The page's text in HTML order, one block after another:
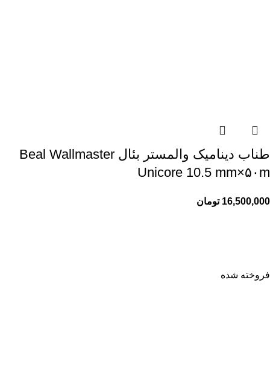
طناب دینامیک والمستر بئال Beal Wallmaster
Unicore 10.5 mm×۵۰m
16,500,000 تومان
فروخته شده